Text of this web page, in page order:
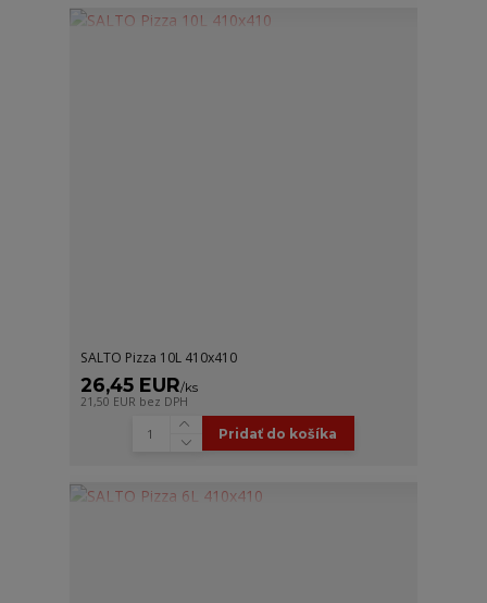
SALTO Pizza 10L 410x410
26,45 EUR/ks
21,50 EUR bez DPH
Pridať do košíka